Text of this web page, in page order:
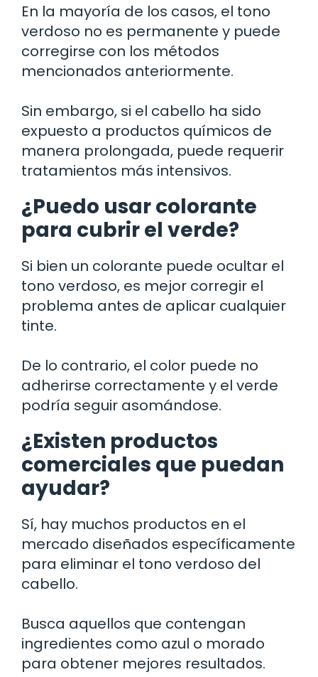
En la mayoría de los casos, el tono
verdoso no es permanente y puede
corregirse con los métodos
mencionados anteriormente.
Sin embargo, si el cabello ha sido
expuesto a productos químicos de
manera prolongada, puede requerir
tratamientos más intensivos.
¿Puedo usar colorante
para cubrir el verde?
Si bien un colorante puede ocultar el
tono verdoso, es mejor corregir el
problema antes de aplicar cualquier
tinte.
De lo contrario, el color puede no
adherirse correctamente y el verde
podría seguir asomándose.
¿Existen productos
comerciales que puedan
ayudar?
Sí, hay muchos productos en el
mercado diseñados específicamente
para eliminar el tono verdoso del
cabello.
Busca aquellos que contengan
ingredientes como azul o morado
para obtener mejores resultados.